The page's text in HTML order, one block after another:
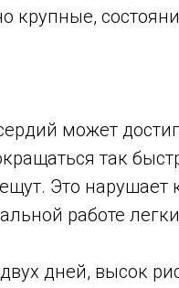
крупные,
может
так
Это нарушает
работе
дней, высок